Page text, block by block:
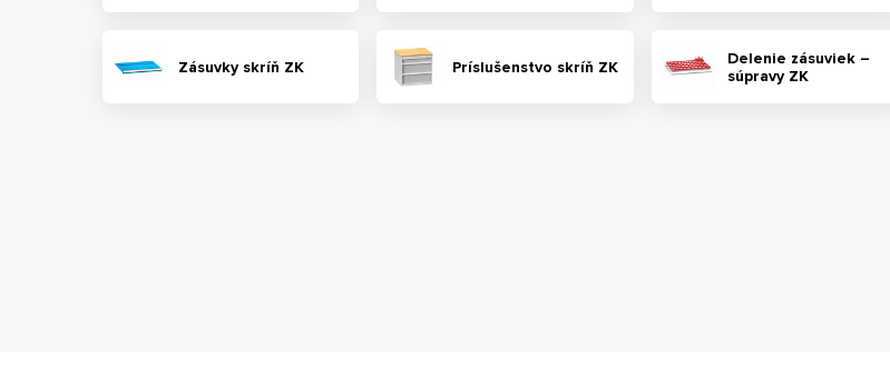
Zásuvky skríň ZK Príslušenstvo skríň ZK
Delenie zásuviek –
súpravy ZK